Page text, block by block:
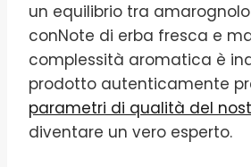
un equilibrio tra
conNote di erba fresca e
complessità aromatica è
prodotto autenticamente
parametri di qualità del
diventare un vero esperto.